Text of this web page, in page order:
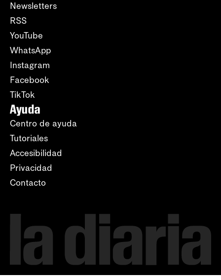
Newsletters
RSS
YouTube
WhatsApp
Instagram
Facebook
TikTok
Ayuda
Centro de ayuda
Tutoriales
Accesibilidad
Privacidad
Contacto